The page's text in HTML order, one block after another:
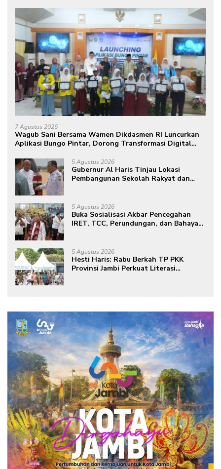
7 Agustus 2026
Wagub Sani Bersama Wamen Dikdasmen RI Luncurkan
Aplikasi Bungo Pintar, Dorong Transformasi Digital
5 Agustus 2026
Gubernur Al Haris Tinjau Lokasi
Pembangunan Sekolah Rakyat dan
5 Agustus 2026
Buka Sosialisasi Akbar Pencegahan
IRET, TCC, Perundungan, dan Bahaya
masa depan sudah ada di tangan”
5 Agustus 2026
Hesti Haris: Rabu Berkah TP PKK
Provinsi Jambi Perkuat Literasi